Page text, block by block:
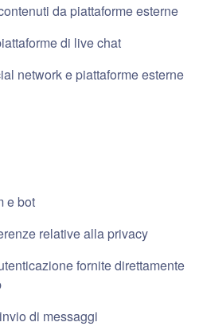
da piattaforme esterne
di live chat
network e piattaforme esterne
e bot
relative alla privacy
fornite direttamente
di messaggi